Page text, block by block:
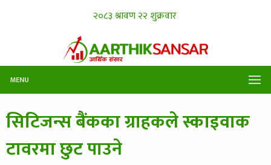
MENU
सिटिजन्स बैंकका ग्राहकले स्काइवाक
टावरमा छुट पाउने